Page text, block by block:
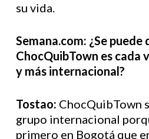
su vida.
Semana.com: ¿Se puede
ChocQuibTown es cada
y más internacional?
Tostao: ChocQuibTown
grupo internacional
primero en Bogotá que